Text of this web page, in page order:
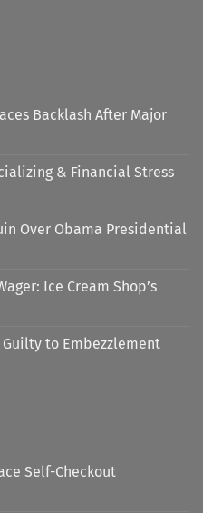
Backlash After Major
& Financial Stress
Over Obama Presidential
Ice Cream Shop’s
to Embezzlement
Self-Checkout